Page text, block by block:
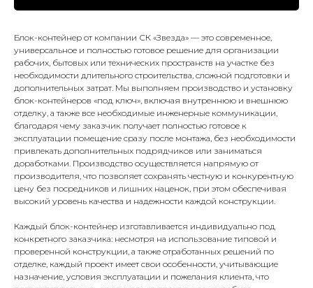
Блок-контейнер от компании СК «Звезда» — это современное,
универсальное и полностью готовое решение для организации
рабочих, бытовых или технических пространств на участке без
необходимости длительного строительства, сложной подготовки и
дополнительных затрат. Мы выполняем производство и установку
блок-контейнеров «под ключ», включая внутреннюю и внешнюю
отделку, а также все необходимые инженерные коммуникации,
благодаря чему заказчик получает полностью готовое к
эксплуатации помещение сразу после монтажа, без необходимости
привлекать дополнительных подрядчиков или заниматься
доработками. Производство осуществляется напрямую от
производителя, что позволяет сохранять честную и конкурентную
цену без посредников и лишних наценок, при этом обеспечивая
высокий уровень качества и надежности каждой конструкции.
Каждый блок-контейнер изготавливается индивидуально под
конкретного заказчика: несмотря на использование типовой и
проверенной конструкции, а также отработанных решений по
отделке, каждый проект имеет свои особенности, учитывающие
назначение, условия эксплуатации и пожелания клиента, что